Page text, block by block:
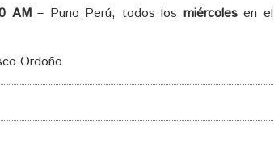
AM– Puno Perú, todos los miércolesen el
Ordoño